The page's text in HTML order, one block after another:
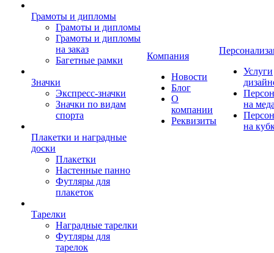
Грамоты и дипломы
Грамоты и дипломы
Грамоты и дипломы
на заказ
Багетные рамки
Значки
Экспресс-значки
Значки по видам
спорта
Плакетки и наградные
доски
Плакетки
Настенные панно
Футляры для
плакеток
Тарелки
Наградные тарелки
Футляры для
тарелок
Компания
Новости
Блог
О
компании
Реквизиты
Услуги
на
на